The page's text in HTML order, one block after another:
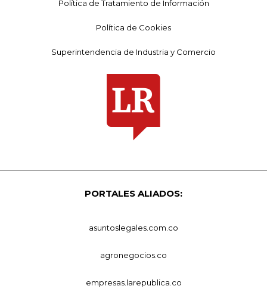
Política de Tratamiento de Información
Política de Cookies
Superintendencia de Industria y Comercio
PORTALES ALIADOS:
asuntoslegales.com.co
agronegocios.co
empresas.larepublica.co